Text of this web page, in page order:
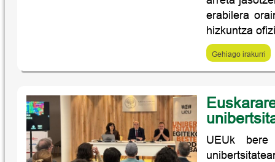
erabilera
hizkuntza
Gehiago irakurri
UEUk bere